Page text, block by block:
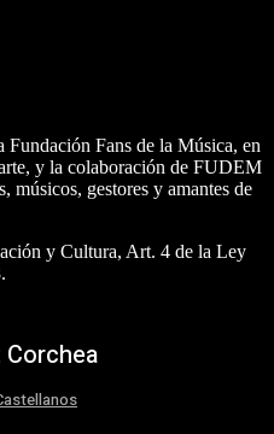
Fundación Fans de la Música, en
y la colaboración de FUDEM
músicos, gestores y amantes de
y Cultura, Art. 4 de la Ley